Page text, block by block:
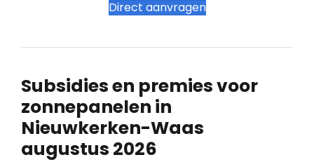
Direct aanvragen
Subsidies en premies voor
zonnepanelen in
Nieuwkerken-Waas
augustus 2026